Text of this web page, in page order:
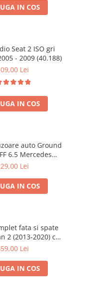
IN COS
Seat 2 ISO gri
- 2009 (40.188)
Lei
IN COS
auto Ground
6.5 Mercedes
Sprinter
Lei
IN COS
fata si spate
2 (2013-2020) cu
Zero Ferrum
Lei
IN COS